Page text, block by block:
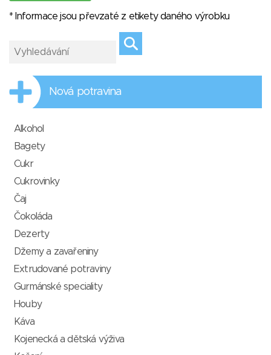
* Informace jsou převzaté z etikety daného výrobku
Nová potravina
Alkohol
Bagety
Cukr
Cukrovinky
Čaj
Čokoláda
Dezerty
Džemy a zavařeniny
Extrudované potraviny
Gurmánské speciality
Houby
Káva
Kojenecká a dětská výživa